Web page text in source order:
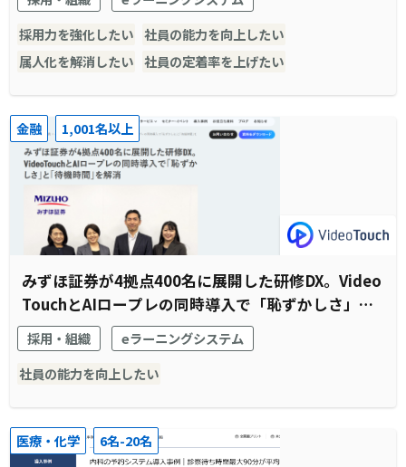
採用力を強化したい 社員の能力を向上したい
属人化を解消したい 社員の定着率を上げたい
金融 1,001名以上
みずほ証券が4拠点400名に展開した研修DX。Video
TouchとAIロープレの同時導入で「恥ずかしさ」と
「待機時間」を解消
採用・組織
eラーニングシステム
社員の能力を向上したい
医療・化学 6名-20名